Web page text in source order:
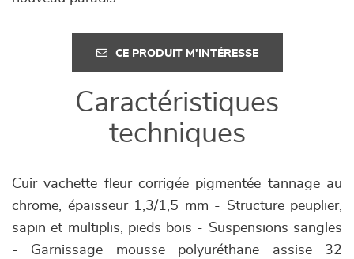
CE PRODUIT M'INTÉRESSE
Caractéristiques
techniques
Cuir vachette fleur corrigée pigmentée tannage au
chrome, épaisseur 1,3/1,5 mm - Structure peuplier,
sapin et multiplis, pieds bois - Suspensions sangles
- Garnissage mousse polyuréthane assise 32